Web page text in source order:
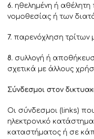
6. ηθελημένη ή
νομοθεσίας ή των
7. παρενόχληση τρίτων
8. συλλογή ή
σχετικά με άλλους
Σύνδεσμοι στον
Οι σύνδεσμοι (links)
ηλεκτρονικό
καταστήματος ή σε